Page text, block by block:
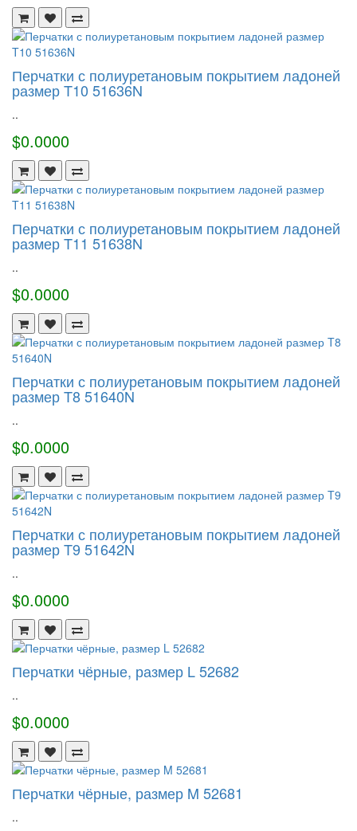
Перчатки с полиуретановым покрытием ладоней
размер T10 51636N
..
$0.0000
Перчатки с полиуретановым покрытием ладоней
размер T11 51638N
..
$0.0000
Перчатки с полиуретановым покрытием ладоней
размер T8 51640N
..
$0.0000
Перчатки с полиуретановым покрытием ладоней
размер T9 51642N
..
$0.0000
Перчатки чёрные, размер L 52682
..
$0.0000
Перчатки чёрные, размер M 52681
..